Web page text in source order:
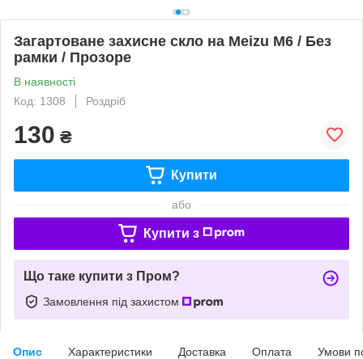
Загартоване захисне скло на Meizu M6 / Без
рамки / Прозоре
В наявності
Код: 1308
Роздріб
130 ₴
Купити
або
Купити з
Що таке купити з Пром?
Замовлення під захистом
Опис Характеристики Доставка Оплата Умови